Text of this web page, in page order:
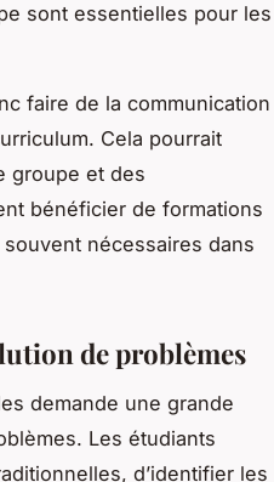
sont essentielles pour les
faire de la communication
Cela pourrait
groupe et des
bénéficier de formations
nécessaires dans
de problèmes
demande une grande
Les étudiants
d’identifier les